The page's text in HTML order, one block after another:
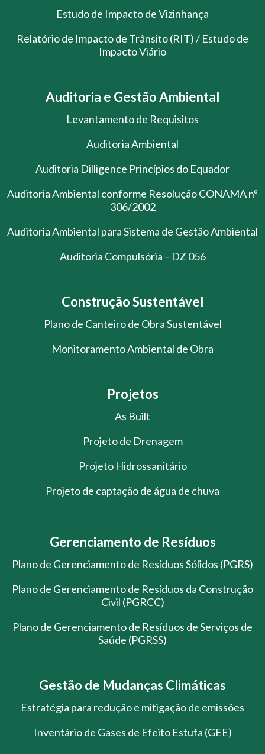
Estudo de Impacto de Vizinhança
Relatório de Impacto de Trânsito (RIT) / Estudo de
Impacto Viário
Auditoria e Gestão Ambiental
Levantamento de Requisitos
Auditoria Ambiental
Auditoria Dilligence Princípios do Equador
Auditoria Ambiental conforme Resolução CONAMA nº
306/2002
Auditoria Ambiental para Sistema de Gestão Ambiental
Auditoria Compulsória – DZ 056
Construção Sustentável
Plano de Canteiro de Obra Sustentável
Monitoramento Ambiental de Obra
Projetos
As Built
Projeto de Drenagem
Projeto Hidrossanitário
Projeto de captação de água de chuva
Gerenciamento de Resíduos
Plano de Gerenciamento de Resíduos Sólidos (PGRS)
Plano de Gerenciamento de Resíduos da Construção
Civil (PGRCC)
Plano de Gerenciamento de Resíduos de Serviços de
Saúde (PGRSS)
Gestão de Mudanças Climáticas
Estratégia para redução e mitigação de emissões
Inventário de Gases de Efeito Estufa (GEE)